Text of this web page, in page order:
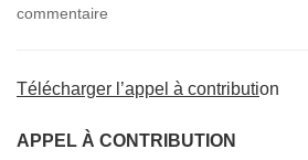
commentaire
Télécharger l’appel à contribution
APPEL À CONTRIBUTION